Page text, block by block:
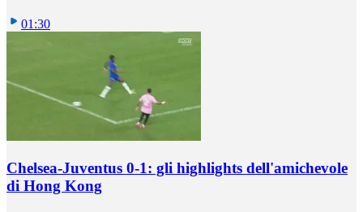
01:30
Chelsea-Juventus 0-1: gli highlights dell'amichevole
di Hong Kong